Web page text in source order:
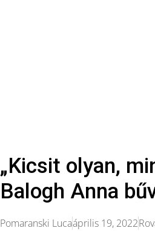
„Kicsit olyan,
Balogh Anna
Pomaranski Lucaáprilis 19, 2022